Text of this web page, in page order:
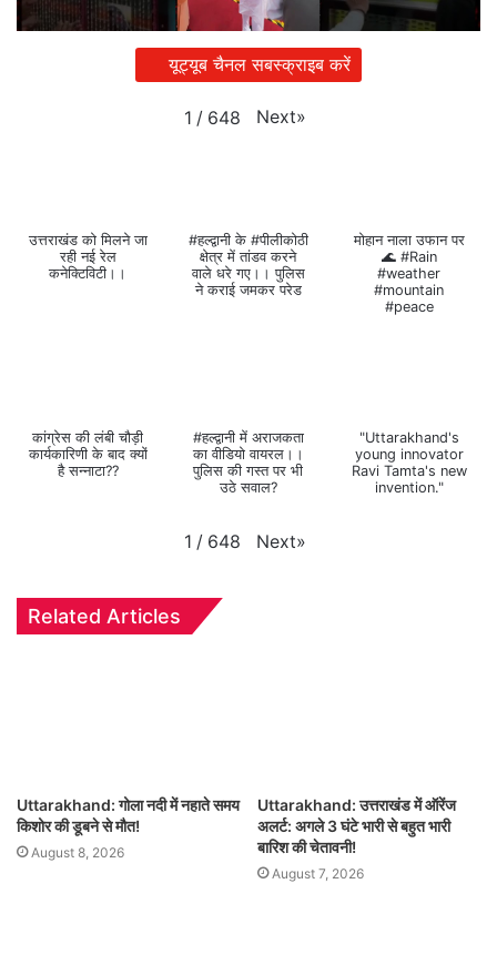
यूट्यूब चैनल सबस्क्राइब करें
1 / 648 Next»
उत्तराखंड को मिलने जा
रही नई रेल
कनेक्टिविटी।।
#हल्द्वानी के #पीलीकोठी
क्षेत्र में तांडव करने
वाले धरे गए।। पुलिस
ने कराई जमकर परेड
मोहान नाला उफान पर
🌊 #Rain
#weather
#mountain
#peace
कांग्रेस की लंबी चौड़ी
कार्यकारिणी के बाद क्यों
है सन्नाटा??
#हल्द्वानी में अराजकता
का वीडियो वायरल।।
पुलिस की गस्त पर भी
उठे सवाल?
"Uttarakhand's
young innovator
Ravi Tamta's new
invention."
1 / 648 Next»
Related Articles
Uttarakhand: गोला नदी में नहाते समय
किशोर की डूबने से मौत!
August 8, 2026
Uttarakhand: उत्तराखंड में ऑरेंज
अलर्ट: अगले 3 घंटे भारी से बहुत भारी
बारिश की चेतावनी!
August 7, 2026